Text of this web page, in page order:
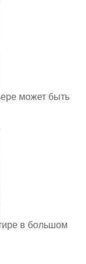
может быть
в большом